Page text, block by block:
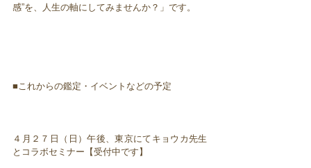
感”を、人生の軸にしてみませんか？」です。
■これからの鑑定・イベントなどの予定
４月２７日（日）午後、東京にてキョウカ先生
とコラボセミナー【受付中です】